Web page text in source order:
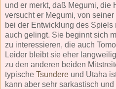
und er merkt, daß Megumi, die
versucht er Megumi, von
bei der Entwicklung des
auch gelingt. Sie beginnt sich
zu interessieren, die auch
Leider bleibt sie eher
zu den anderen beiden
typische Tsundere und Utaha
kann aber sehr sarkastisch